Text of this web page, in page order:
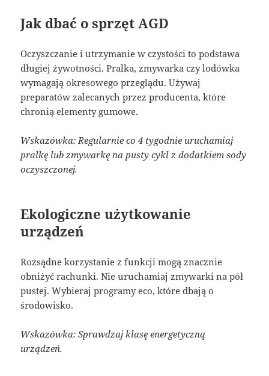
Jak dbać o sprzęt AGD
Oczyszczanie i utrzymanie w czystości to podstawa
długiej żywotności. Pralka, zmywarka czy lodówka
wymagają okresowego przeglądu. Używaj
preparatów zalecanych przez producenta, które
chronią elementy gumowe.
Wskazówka: Regularnie co 4 tygodnie uruchamiaj
pralkę lub zmywarkę na pusty cykl z dodatkiem sody
oczyszczonej.
Ekologiczne użytkowanie
urządzeń
Rozsądne korzystanie z funkcji mogą znacznie
obniżyć rachunki. Nie uruchamiaj zmywarki na pół
pustej. Wybieraj programy eco, które dbają o
środowisko.
Wskazówka: Sprawdzaj klasę energetyczną
urządzeń.